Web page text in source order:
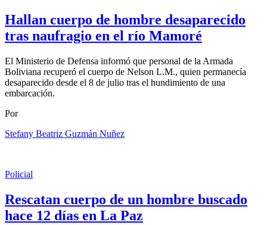
Hallan cuerpo de hombre desaparecido
tras naufragio en el río Mamoré
El Ministerio de Defensa informó que personal de la Armada
Boliviana recuperó el cuerpo de Nelson L.M., quien permanecía
desaparecido desde el 8 de julio tras el hundimiento de una
embarcación.
Por
Stefany Beatriz Guzmán Nuñez
Policial
Rescatan cuerpo de un hombre buscado
hace 12 días en La Paz